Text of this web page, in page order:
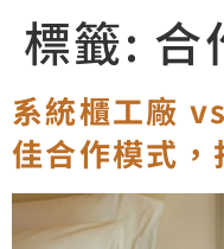
標籤: 合
系統櫃工廠
佳合作模式，